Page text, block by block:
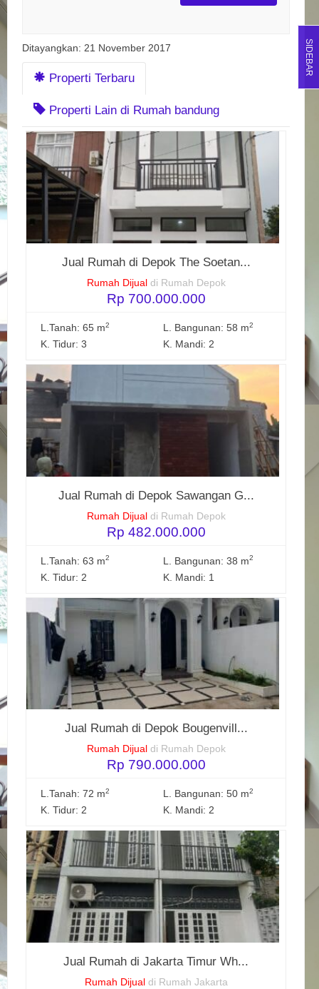
Ditayangkan: 21 November 2017
Properti Terbaru
Properti Lain di Rumah bandung
Jual Rumah di Depok The Soetan...
Rumah Dijual di Rumah Depok
Rp 700.000.000
L.Tanah: 65 m2 L. Bangunan: 58 m2
K. Tidur: 3 K. Mandi: 2
Jual Rumah di Depok Sawangan G...
Rumah Dijual di Rumah Depok
Rp 482.000.000
L.Tanah: 63 m2 L. Bangunan: 38 m2
K. Tidur: 2 K. Mandi: 1
Jual Rumah di Depok Bougenvill...
Rumah Dijual di Rumah Depok
Rp 790.000.000
L.Tanah: 72 m2 L. Bangunan: 50 m2
K. Tidur: 2 K. Mandi: 2
Jual Rumah di Jakarta Timur Wh...
Rumah Dijual di Rumah Jakarta
SIDEBAR